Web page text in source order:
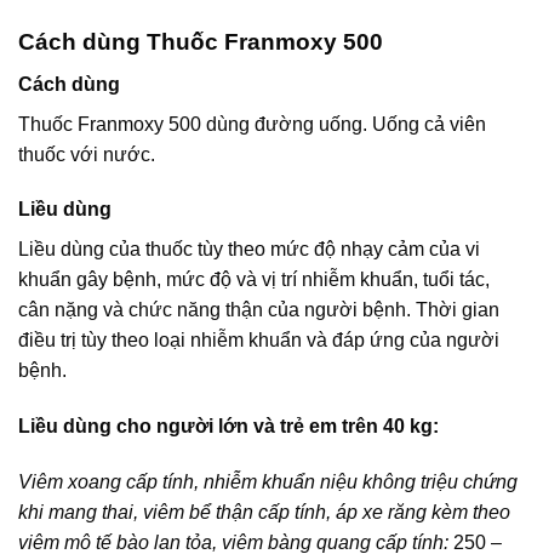
Cách dùng Thuốc Franmoxy 500
Cách dùng
Thuốc Franmoxy 500 dùng đường uống. Uống cả viên
thuốc với nước.
Liều dùng
Liều dùng của thuốc tùy theo mức độ nhạy cảm của vi
khuẩn gây bệnh, mức độ và vị trí nhiễm khuẩn, tuổi tác,
cân nặng và chức năng thận của người bệnh. Thời gian
điều trị tùy theo loại nhiễm khuẩn và đáp ứng của người
bệnh.
Liều dùng cho người lớn và trẻ em trên 40 kg:
Viêm xoang cấp tính, nhiễm khuẩn niệu không triệu chứng
khi mang thai, viêm bể thận cấp tính, áp xe răng kèm theo
viêm mô tế bào lan tỏa, viêm bàng quang cấp tính: 250 –